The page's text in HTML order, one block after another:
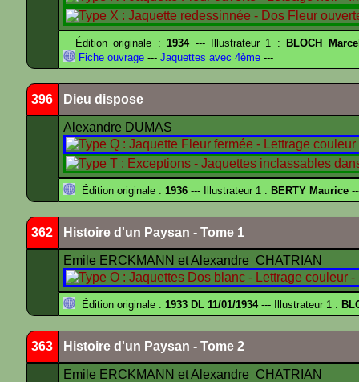
Édition originale :1934--- Illustrateur 1 :
BLOCH
Fiche ouvrage --- Jaquettes avec 4ème ---
396 Dieu dispose
Alexandre DUMAS
Édition originale : 1936 --- Illustrateur 1 : BERTY Maurice
362 Histoire d'un Paysan - Tome 1
Emile ERCKMANN et Alexandre CHATRIAN
Édition originale : 1933 DL 11/01/1934--- Illustrateur 1 :
363 Histoire d'un Paysan - Tome 2
Emile ERCKMANN et Alexandre CHATRIAN